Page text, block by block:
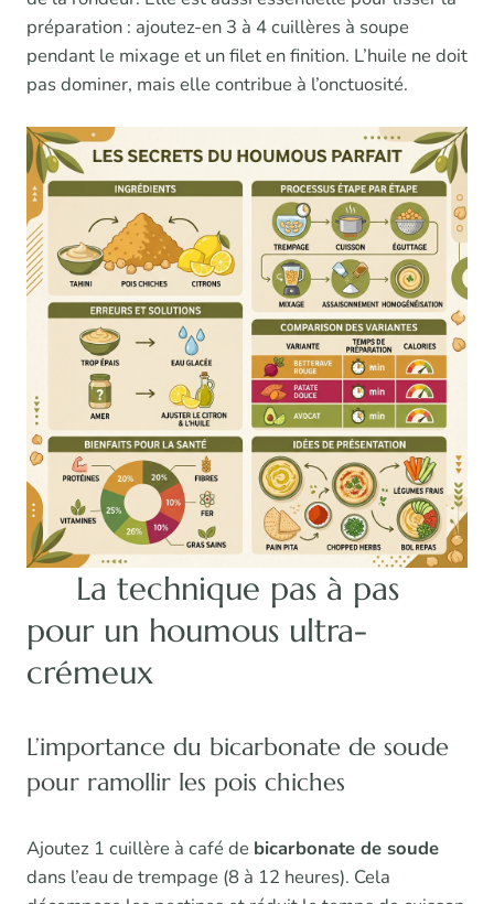
préparation : ajoutez-en 3 à 4 cuillères à soupe
pendant le mixage et un filet en finition. L’huile ne doit
pas dominer, mais elle contribue à l’onctuosité.
La technique pas à pas
pour un houmous ultra-
crémeux
L’importance du bicarbonate de soude
pour ramollir les pois chiches
Ajoutez 1 cuillère à café de bicarbonate de soude
dans l’eau de trempage (8 à 12 heures). Cela